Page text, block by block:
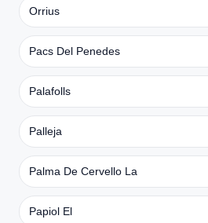
Orrius
Pacs Del Penedes
Palafolls
Palleja
Palma De Cervello La
Papiol El